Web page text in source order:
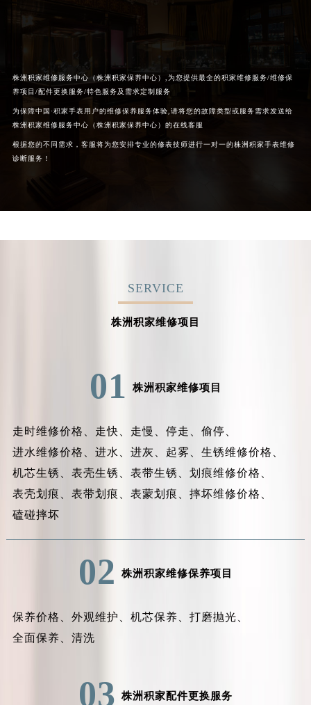
株洲积家维修服务中心（株洲积家保养中心）,为您提供最全的积家维修服务/维修保
养项目/配件更换服务/特色服务及需求定制服务
为保障中国·积家手表用户的维修保养服务体验,请将您的故障类型或服务需求发送给
株洲积家维修服务中心（株洲积家保养中心）的在线客服
根据您的不同需求，客服将为您安排专业的修表技师进行一对一的株洲积家手表维修
诊断服务！
SERVICE
株洲积家维修项目
01 株洲积家维修项目
走时维修价格、 走快、 走慢、 停走、 偷停、
进水维修价格、 进水、 进灰、 起雾、 生锈维修价格、
机芯生锈、 表壳生锈、 表带生锈、 划痕维修价格、
表壳划痕、 表带划痕、 表蒙划痕、 摔坏维修价格、
磕碰摔坏
02 株洲积家维修保养项目
保养价格、 外观维护、 机芯保养、 打磨抛光、
全面保养、 清洗
03 株洲积家配件更换服务